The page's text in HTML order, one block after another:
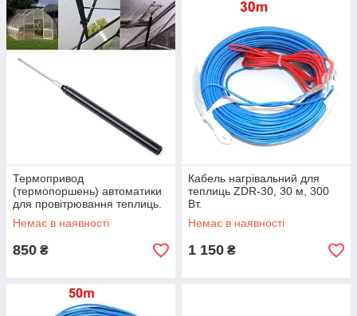
Термопривод
(термопоршень) автоматики
для провітрювання теплиць.
Немає в наявності
850 ₴
Кабель нагрівальний для
теплиць ZDR-30, 30 м, 300
Вт.
Немає в наявності
1 150 ₴